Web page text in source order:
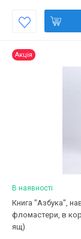
Акція
В наявності
Книга "Азбука",
фломастери, в
ящ)